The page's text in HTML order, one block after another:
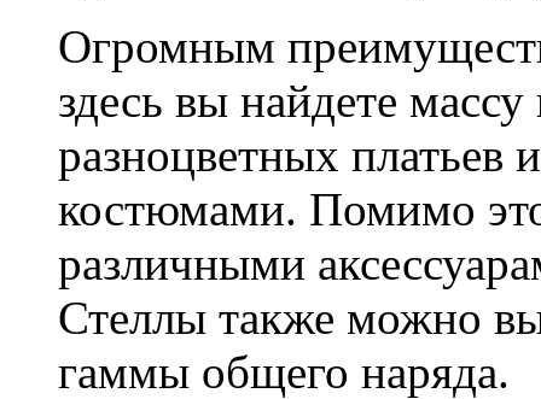
Огромным
здесь вы найдете
разноцветных платьев
костюмами. Помимо
различными
Стеллы также можно
гаммы общего наряда.